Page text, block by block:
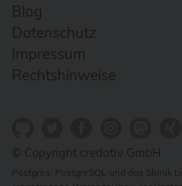
esxi
Events
Blog
Datenschutz
Impressum
Rechtshinweise
© Copyright credativ GmbH
Postgres, PostgreSQL und das Slonik